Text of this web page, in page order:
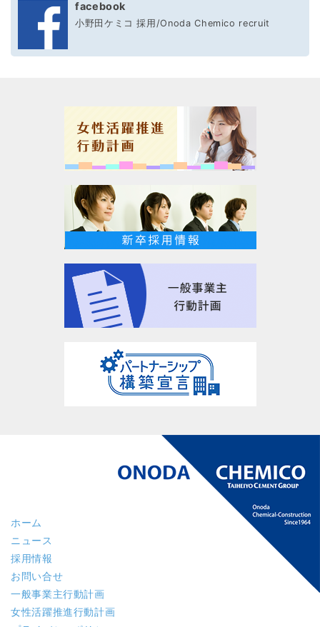
facebook
小野田ケミコ 採用/Onoda Chemico recruit
ホーム
ニュース
採用情報
お問い合せ
一般事業主行動計画
女性活躍推進行動計画